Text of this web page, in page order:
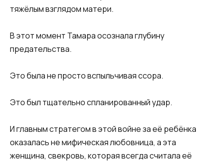
тяжёлым взглядом матери.
В этот момент Тамара осознала глубину
предательства.
Это была не просто вспыльчивая ссора.
Это был тщательно спланированный удар.
И главным стратегом в этой войне за её ребёнка
оказалась не мифическая любовница, а эта
женщина, свекровь, которая всегда считала её